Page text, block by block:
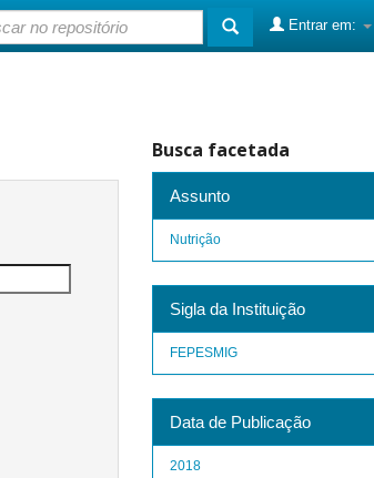
Entrar em:
Busca facetada
Assunto
Nutrição
Sigla da Instituição
FEPESMIG
Data de Publicação
2018